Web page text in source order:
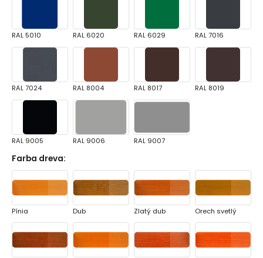
RAL 5010 RAL 6020 RAL 6029 RAL 7016
RAL 7024 RAL 8004 RAL 8017 RAL 8019
RAL 9005 RAL 9006 RAL 9007
Farba dreva:
Pínia Dub Zlatý dub Orech svetlý